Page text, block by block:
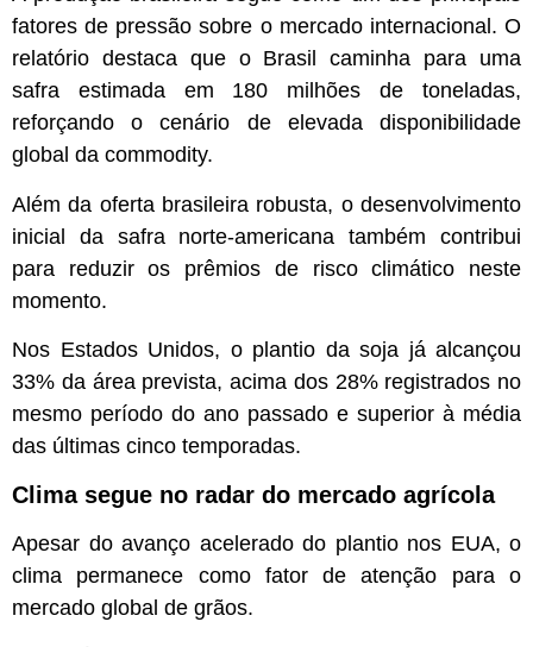
fatores de pressão sobre o mercado internacional. O
relatório destaca que o Brasil caminha para uma
safra estimada em 180 milhões de toneladas,
reforçando o cenário de elevada disponibilidade
global da commodity.
Além da oferta brasileira robusta, o desenvolvimento
inicial da safra norte-americana também contribui
para reduzir os prêmios de risco climático neste
momento.
Nos Estados Unidos, o plantio da soja já alcançou
33% da área prevista, acima dos 28% registrados no
mesmo período do ano passado e superior à média
das últimas cinco temporadas.
Clima segue no radar do mercado agrícola
Apesar do avanço acelerado do plantio nos EUA, o
clima permanece como fator de atenção para o
mercado global de grãos.